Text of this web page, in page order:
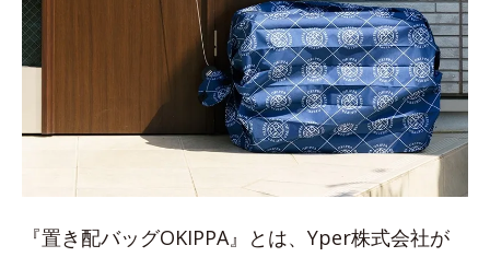
『置き配バッグOKIPPA』とは、Yper株式会社が